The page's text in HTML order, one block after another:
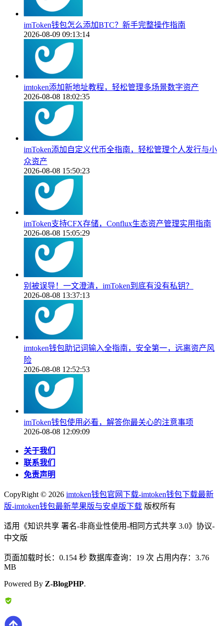
imToken钱包怎么添加BTC？新手完整操作指南
2026-08-09 09:13:14
imtoken添加新地址教程，轻松管理多场景数字资产
2026-08-08 18:02:35
imToken添加自定义代币全指南，轻松管理个人发行与小
众资产
2026-08-08 15:50:23
imToken支持CFX存储，Conflux生态资产管理实用指南
2026-08-08 15:05:29
别被误导！一文澄清，imToken到底有没有私钥？
2026-08-08 13:37:13
imtoken钱包助记词输入全指南，安全第一，远离资产风
险
2026-08-08 12:52:53
imToken钱包使用必看，解答你最关心的注意事项
2026-08-08 12:09:09
关于我们
联系我们
免责声明
CopyRight © 2026 imtoken钱包官网下载-imtoken钱包下载最新
版-imtoken钱包最新苹果版与安卓版下载 版权所有
适用《知识共享 署名-非商业性使用-相同方式共享 3.0》协议-
中文版
页面加载时长：0.154 秒 数据库查询：19 次 占用内存：3.76
MB
Powered By Z-BlogPHP.